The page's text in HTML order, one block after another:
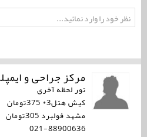
مرکز جراحی و
تور لحظه آخری
کیش هتل3* 375تومان
مشهد فولبرد 305تومان
021-88900636